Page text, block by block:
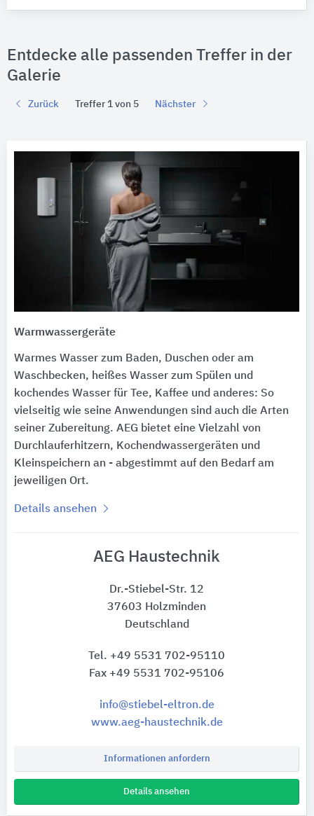
Entdecke alle passenden Treffer in der
Galerie
Zurück Treffer 1 von 5 Nächster
Warmwassergeräte
Warmes Wasser zum Baden, Duschen oder am
Waschbecken, heißes Wasser zum Spülen und
kochendes Wasser für Tee, Kaffee und anderes: So
vielseitig wie seine Anwendungen sind auch die Arten
seiner Zubereitung. AEG bietet eine Vielzahl von
Durchlauferhitzern, Kochendwassergeräten und
Kleinspeichern an - abgestimmt auf den Bedarf am
jeweiligen Ort.
Details ansehen
AEG Haustechnik
Dr.-Stiebel-Str. 12
37603 Holzminden
Deutschland
Tel. +49 5531 702-95110
Fax +49 5531 702-95106
info@stiebel-eltron.de
www.aeg-haustechnik.de
Informationen anfordern
Details ansehen